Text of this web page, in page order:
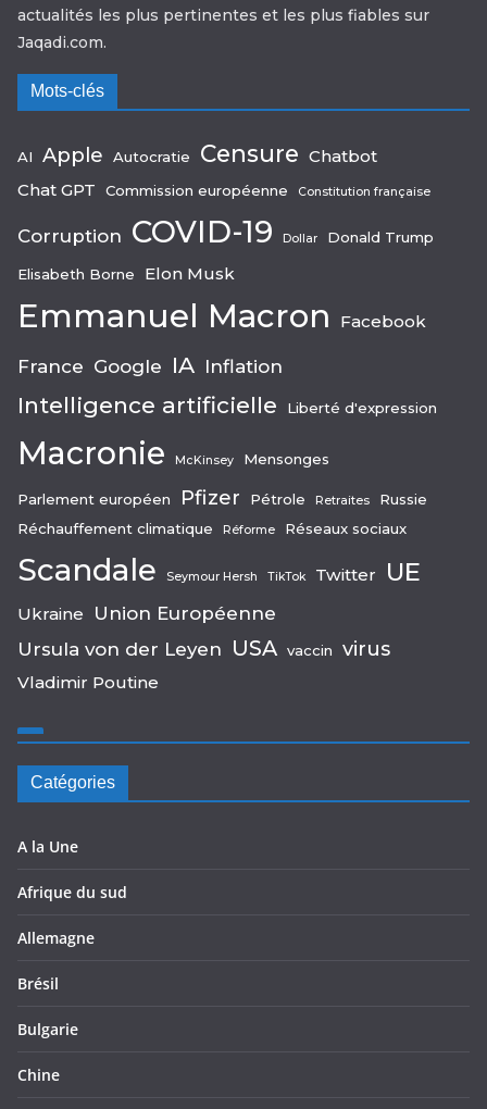
actualités les plus pertinentes et les plus fiables sur
Jaqadi.com.
Mots-clés
AI Apple Autocratie Censure Chatbot
Chat GPT
Commission européenne Constitution française
Corruption COVID-19 Dollar Donald Trump
Elisabeth Borne Elon Musk
Emmanuel Macron Facebook
France Google IA Inflation
Intelligence artificielle Liberté d'expression
Macronie McKinsey Mensonges
Parlement européen Pfizer Pétrole Retraites
Russie
Réchauffement climatique
Réforme Réseaux sociaux
Scandale Seymour Hersh TikTok Twitter UE
Ukraine
Union Européenne
Ursula von der Leyen USA vaccin virus
Vladimir Poutine
Catégories
A la Une
Afrique du sud
Allemagne
Brésil
Bulgarie
Chine